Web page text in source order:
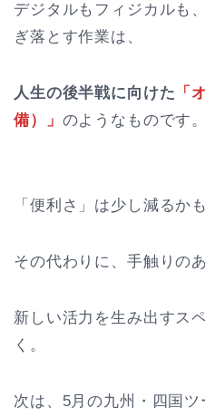
デジタルもフィジカルも
ぎ落とす作業は、
人生の後半戦に向けた 「
備）」 のようなものです。
「便利さ」は少し減るか
その代わりに、手触りの
新しい活力を生み出すス
く。
次は、5月の九州・四国ツ